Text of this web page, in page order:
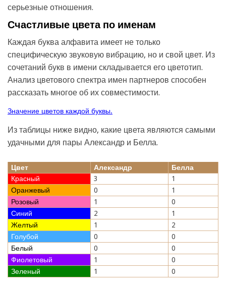
серьезные отношения.
Счастливые цвета по именам
Каждая буква алфавита имеет не только
специфическую звуковую вибрацию, но и свой цвет. Из
сочетаний букв в имени складывается его цветотип.
Анализ цветового спектра имен партнеров способен
рассказать многое об их совместимости.
Значение цветов каждой буквы.
Из таблицы ниже видно, какие цвета являются самыми
удачными для пары Александр и Белла.
Цвет Александр
Белла
Красный
3
1
Оранжевый
0
1
Розовый
1
0
Синий
2
1
Желтый
1
2
Голубой
0
0
Белый
0
0
Фиолетовый
1
0
Зеленый
1 0